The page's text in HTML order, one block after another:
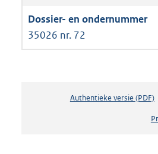
35026 nr. 72
Authentieke versie (PDF)b
s